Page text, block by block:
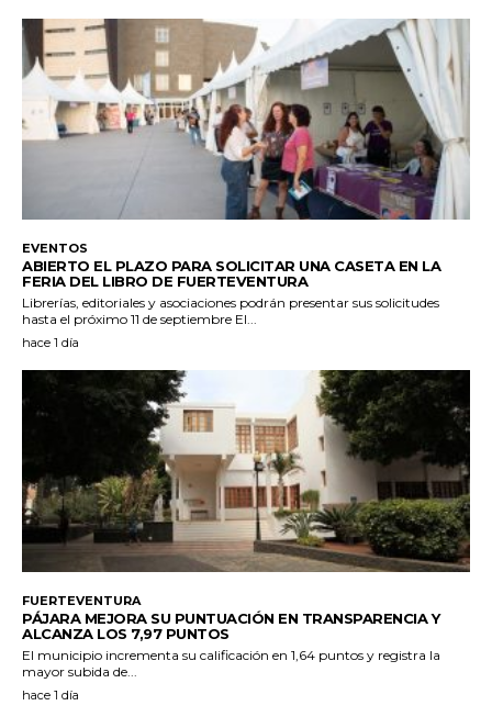
EVENTOS
ABIERTO EL PLAZO PARA SOLICITAR UNA CASETA EN LA
FERIA DEL LIBRO DE FUERTEVENTURA
Librerías, editoriales y asociaciones podrán presentar sus solicitudes
hasta el próximo 11 de septiembre El...
hace 1 día
FUERTEVENTURA
PÁJARA MEJORA SU PUNTUACIÓN EN TRANSPARENCIA Y
ALCANZA LOS 7,97 PUNTOS
El municipio incrementa su calificación en 1,64 puntos y registra la
mayor subida de...
hace 1 día